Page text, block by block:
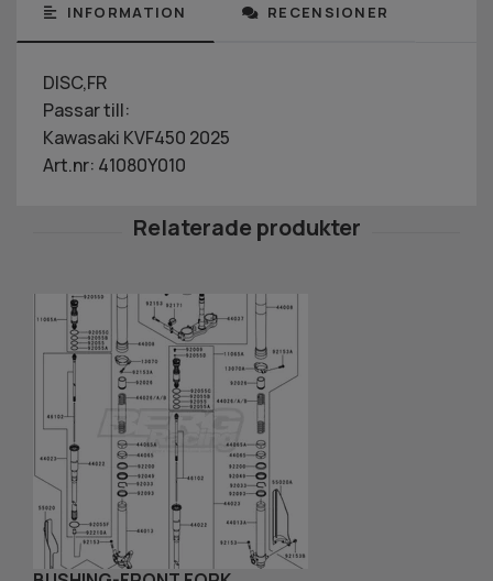
INFORMATION RECENSIONER
DISC,FR
Passar till:
Kawasaki KVF450 2025
Art.nr: 41080Y010